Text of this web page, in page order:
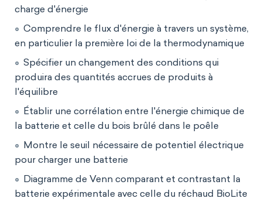
charge d'énergie
Comprendre le flux d'énergie à travers un système,
en particulier la première loi de la thermodynamique
Spécifier un changement des conditions qui
produira des quantités accrues de produits à
l'équilibre
Établir une corrélation entre l'énergie chimique de
la batterie et celle du bois brûlé dans le poêle
Montre le seuil nécessaire de potentiel électrique
pour charger une batterie
Diagramme de Venn comparant et contrastant la
batterie expérimentale avec celle du réchaud BioLite